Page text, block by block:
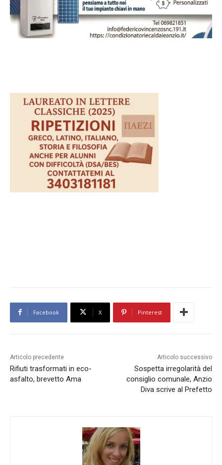
Facebook X Pinterest
Articolo precedente
Rifiuti trasformati in eco-
asfalto, brevetto Ama
Articolo successivo
Sospetta irregolarità del
consiglio comunale, Anzio
Diva scrive al Prefetto